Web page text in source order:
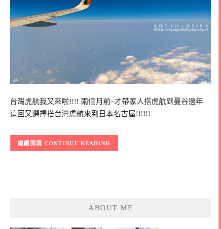
台灣虎航我又來啦!!!! 兩個月前~才帶家人搭虎航到曼谷過年
這回又選擇搭台灣虎航來到日本名古屋!!!!!!
CONTINUE READING
ABOUT ME